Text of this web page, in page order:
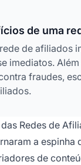
de uma
de afiliados
imediatos.
fraudes,
Redes de
a
de